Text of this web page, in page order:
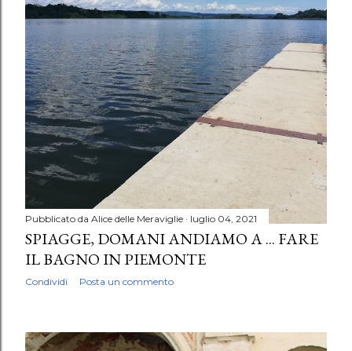
Pubblicato da Alice delle Meraviglie luglio 04, 2021
SPIAGGE, DOMANI ANDIAMO A ... FARE
IL BAGNO IN PIEMONTE
Condividi Posta un commento